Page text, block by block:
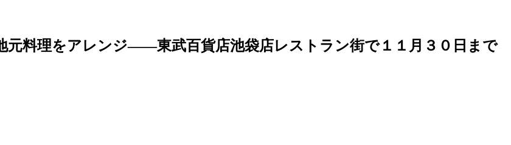
元料理をアレンジ――東武百貨店池袋店レストラン街で１１月３０日まで